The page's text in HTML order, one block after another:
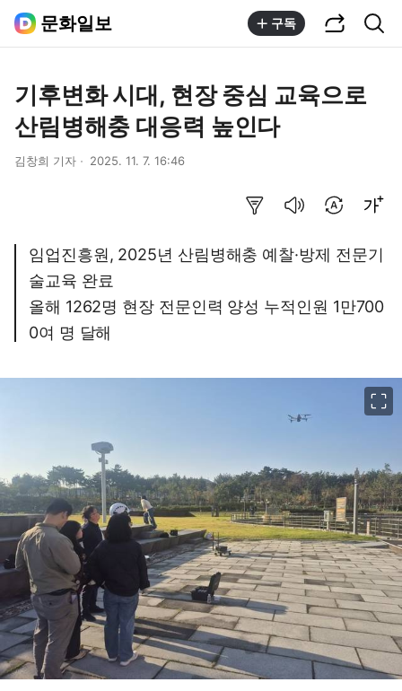
문화일보 구독
기후변화 시대, 현장 중심 교육으로
산림병해충 대응력 높인다
김창희 기자 2025. 11. 7. 16:46
임업진흥원, 2025년 산림병해충 예찰·방제 전문기
술교육 완료
올해 1262명 현장 전문인력 양성 누적인원 1만700
0여 명 달해